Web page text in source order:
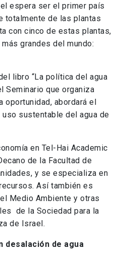
espera ser el primer país
totalmente de las plantas
con cinco de estas plantas,
grandes del mundo:
libro “La política del agua
Seminario que organiza
oportunidad, abordará el
sustentable del agua de
en Tel-Hai Academic
de la Facultad de
y se especializa en
Así también es
Medio Ambiente y otras
de la Sociedad para la
de Israel.
desalación de agua